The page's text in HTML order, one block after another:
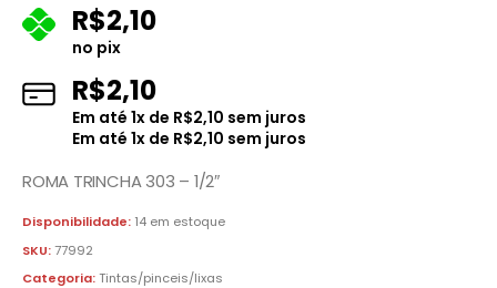
R$2,10
no pix
R$2,10
Em até 1x de R$2,10 sem juros
Em até 1x de R$2,10 sem juros
ROMA TRINCHA 303 – 1/2″
Disponibilidade: 14 em estoque
SKU:77992
Categoria:Tintas/pinceis/lixas